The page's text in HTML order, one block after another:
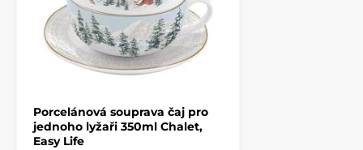
Porcelánová souprava čaj pro
jednoho lyžaři 350ml Chalet,
Easy Life